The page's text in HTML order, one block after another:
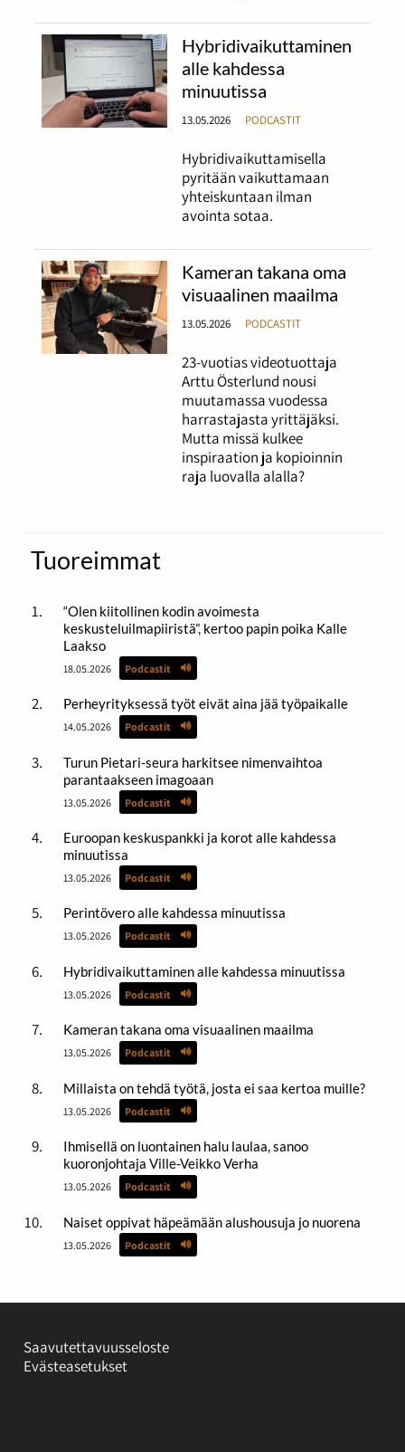
Hybridivaikuttaminen
alle kahdessa
minuutissa
13.05.2026 PODCASTIT
Hybridivaikuttamisella
pyritään vaikuttamaan
yhteiskuntaan ilman
avointa sotaa.
Kameran takana oma
visuaalinen maailma
13.05.2026 PODCASTIT
23-vuotias videotuottaja
Arttu Österlund nousi
muutamassa vuodessa
harrastajasta yrittäjäksi.
Mutta missä kulkee
inspiraation ja kopioinnin
raja luovalla alalla?
Tuoreimmat
“Olen kiitollinen kodin avoimesta
keskusteluilmapiiristä”, kertoo papin poika Kalle
Laakso
18.05.2026 Podcastit
Perheyrityksessä työt eivät aina jää työpaikalle
14.05.2026 Podcastit
Turun Pietari-seura harkitsee nimenvaihtoa
parantaakseen imagoaan
13.05.2026 Podcastit
Euroopan keskuspankki ja korot alle kahdessa
minuutissa
13.05.2026 Podcastit
Perintövero alle kahdessa minuutissa
13.05.2026 Podcastit
Hybridivaikuttaminen alle kahdessa minuutissa
13.05.2026 Podcastit
Kameran takana oma visuaalinen maailma
13.05.2026 Podcastit
Millaista on tehdä työtä, josta ei saa kertoa muille?
13.05.2026 Podcastit
Ihmisellä on luontainen halu laulaa, sanoo
kuoronjohtaja Ville-Veikko Verha
13.05.2026 Podcastit
Naiset oppivat häpeämään alushousuja jo nuorena
13.05.2026 Podcastit
Saavutettavuusseloste
Evästeasetukset